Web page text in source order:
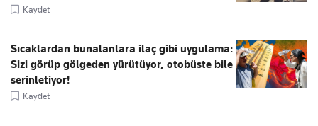
Kaydet
Sıcaklardan bunalanlara ilaç gibi uygulama:
Sizi görüp gölgeden yürütüyor, otobüste bile
serinletiyor!
Kaydet